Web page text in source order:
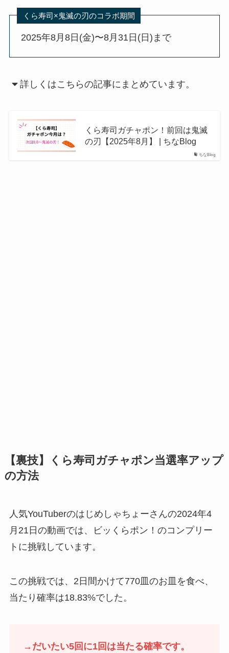
くら寿司×鬼滅の刃のコラボ期間
2025年8月8日(金)〜8月31日(日)まで
詳しくはこちらの記事にまとめています。
ちなBlog
くら寿司ガチャポン！前回は鬼滅
の刃【2025年8月】 | ちなBlog
【裏技】くら寿司ガチャポン当選率アップ
の方法
人気YouTuberのはじめしゃちょーさんの2024年4
月21日の動画では、ビッくらポン！のコンプリー
トに挑戦しています。
この挑戦では、2日間かけて770皿のお皿を食べ、
当たり確率は18.83%でした。
→だいたい5回に1回は当たる確率です。